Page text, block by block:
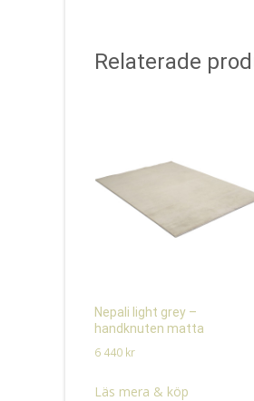
Relaterade
Nepali light grey –
handknuten matta
6 440 kr
Läs mera & köp